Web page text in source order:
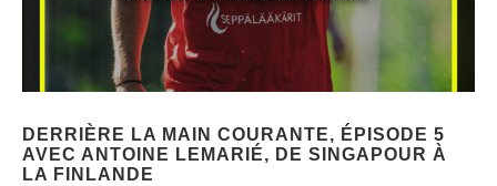
DERRIÈRE LA MAIN COURANTE, ÉPISODE 5
AVEC ANTOINE LEMARIÉ, DE SINGAPOUR À
LA FINLANDE